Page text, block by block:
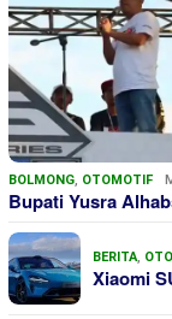
BOLMONG, OTOMOTIF
Bupati Yusra
BERITA,
Xiaomi